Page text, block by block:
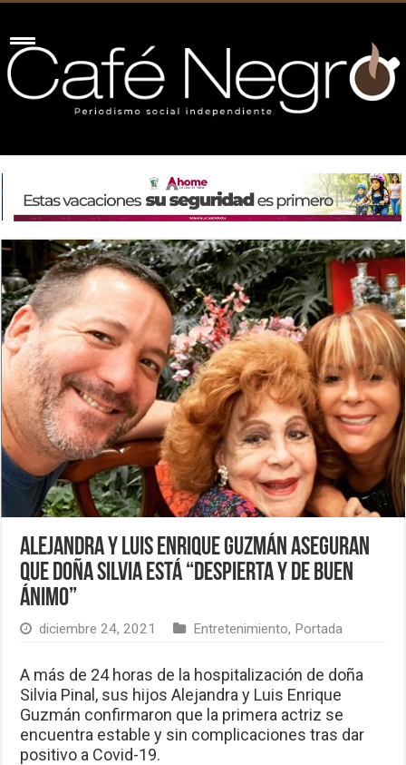
Alejandra y Luis Enrique Guzmán aseguran
que doña Silvia está “despierta y de buen
ánimo”
diciembre 24, 2021 Entretenimiento, Portada
A más de 24 horas de la hospitalización de doña
Silvia Pinal, sus hijos Alejandra y Luis Enrique
Guzmán confirmaron que la primera actriz se
encuentra estable y sin complicaciones tras dar
positivo a Covid-19.